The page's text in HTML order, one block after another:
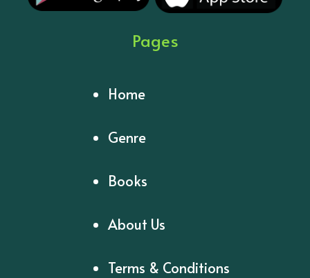
Pages
Home
Genre
Books
About Us
Terms & Conditions